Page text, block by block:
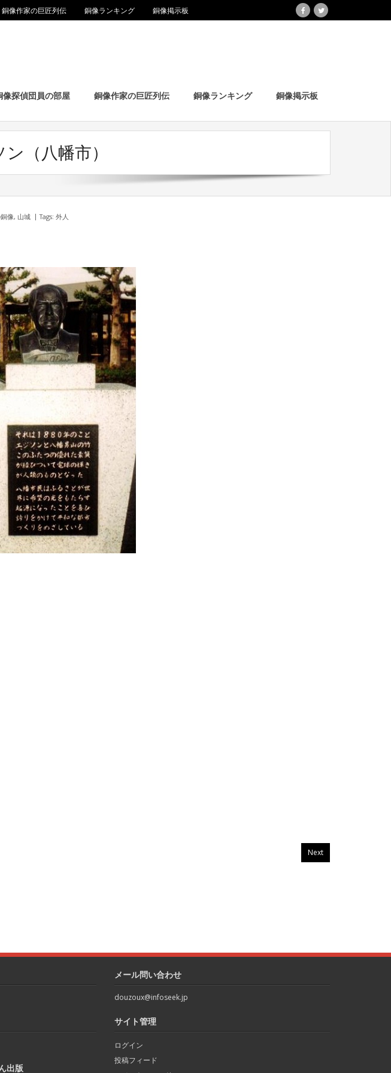
銅像作家の巨匠列伝 銅像ランキング 銅像掲示板
像探偵団員の部屋 銅像作家の巨匠列伝 銅像ランキング 銅像掲示板
（八幡市）
像, 山城 Tags: 外人
Next
出版
メール問い合わせ
douzoux@infoseek.jp
サイト管理
ログイン
投稿フィード